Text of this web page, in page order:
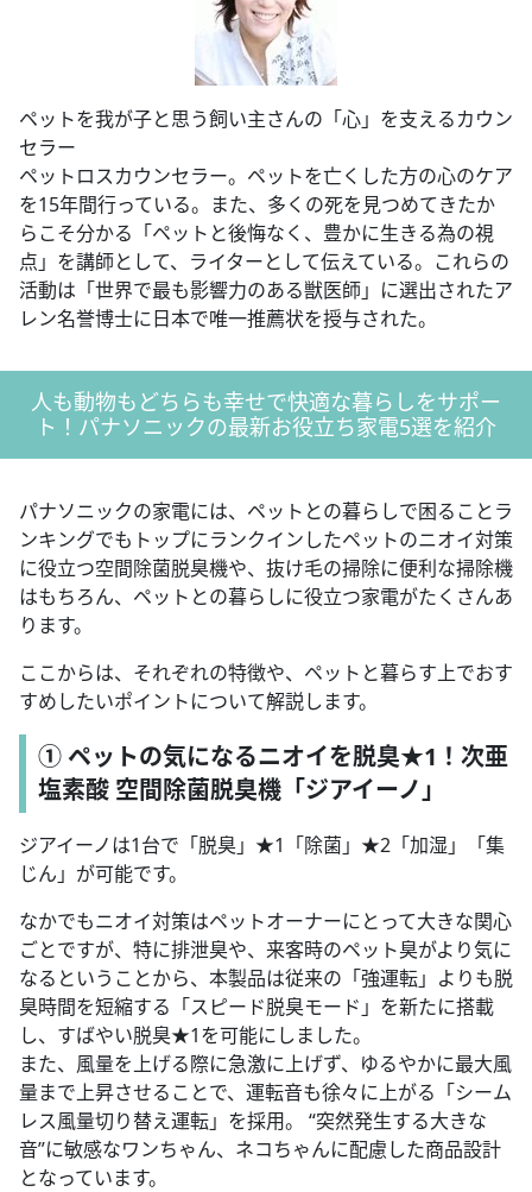
ペットを我が子と思う飼い主さんの「心」を支えるカウン
セラー
ペットロスカウンセラー。ペットを亡くした方の心のケア
を15年間行っている。また、多くの死を見つめてきたか
らこそ分かる「ペットと後悔なく、豊かに生きる為の視
点」を講師として、ライターとして伝えている。これらの
活動は「世界で最も影響力のある獣医師」に選出されたア
レン名誉博士に日本で唯一推薦状を授与された。
人も動物もどちらも幸せで快適な暮らしをサポー
ト！パナソニックの最新お役立ち家電5選を紹介
パナソニックの家電には、ペットとの暮らしで困ることラ
ンキングでもトップにランクインしたペットのニオイ対策
に役立つ空間除菌脱臭機や、抜け毛の掃除に便利な掃除機
はもちろん、ペットとの暮らしに役立つ家電がたくさんあ
ります。
ここからは、それぞれの特徴や、ペットと暮らす上でおす
すめしたいポイントについて解説します。
① ペットの気になるニオイを脱臭★1！次亜
塩素酸 空間除菌脱臭機「ジアイーノ」
ジアイーノは1台で「脱臭」★1「除菌」★2「加湿」「集
じん」が可能です。
なかでもニオイ対策はペットオーナーにとって大きな関心
ごとですが、特に排泄臭や、来客時のペット臭がより気に
なるということから、本製品は従来の「強運転」よりも脱
臭時間を短縮する「スピード脱臭モード」を新たに搭載
し、すばやい脱臭★1を可能にしました。
また、風量を上げる際に急激に上げず、ゆるやかに最大風
量まで上昇させることで、運転音も徐々に上がる「シーム
レス風量切り替え運転」を採用。 “突然発生する大きな
音”に敏感なワンちゃん、ネコちゃんに配慮した商品設計
となっています。